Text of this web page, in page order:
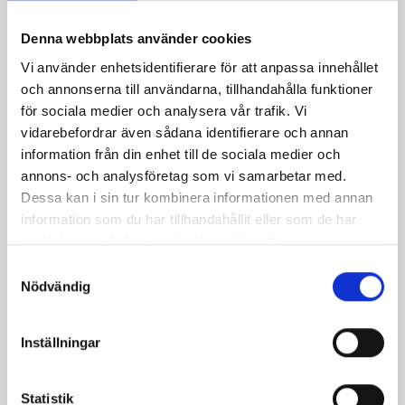
Denna webbplats använder cookies
Vi använder enhetsidentifierare för att anpassa innehållet
och annonserna till användarna, tillhandahålla funktioner
för sociala medier och analysera vår trafik. Vi
vidarebefordrar även sådana identifierare och annan
information från din enhet till de sociala medier och
annons- och analysföretag som vi samarbetar med.
Dessa kan i sin tur kombinera informationen med annan
information som du har tillhandahållit eller som de har
samlat in när du har använt deras tjänster.
Nödvändig
Inställningar
Statistik
Kolvbult 10x31mm
NTS
Kolvbult 12x31mm NTS
NTS